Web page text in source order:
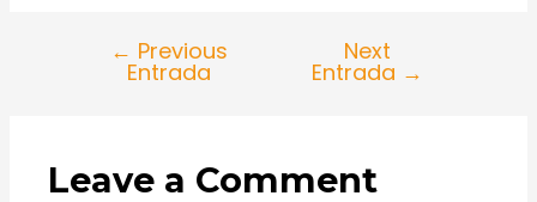
← Previous
Entrada
Next
Entrada →
Leave a Comment